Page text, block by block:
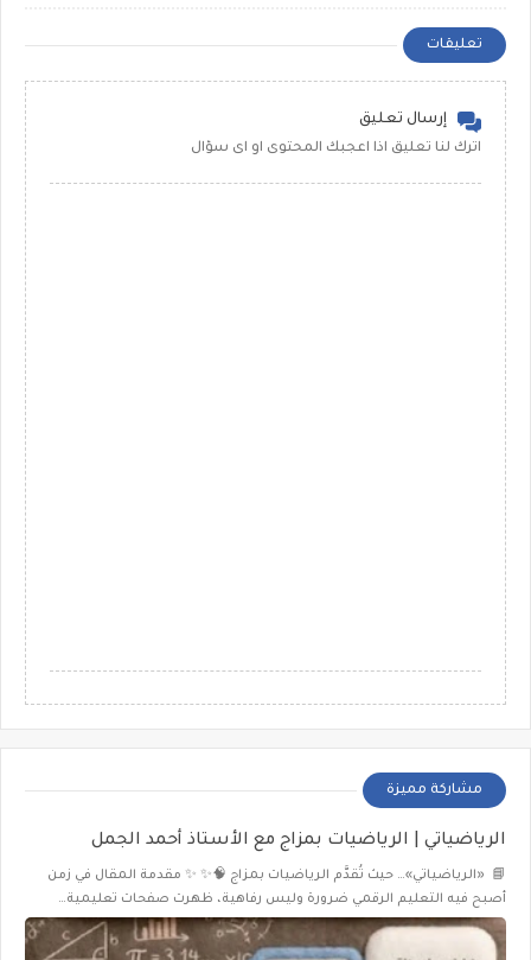
تعليقات
إرسال تعليق
اترك لنا تعليق اذا اعجبك المحتوى او اى سؤال
مشاركة مميزة
الرياضياتي | الرياضيات بمزاج مع الأستاذ أحمد الجمل
📘 «الرياضياتي»… حيث تُقدَّم الرياضيات بمزاج 🧠✨ ✨ مقدمة المقال في زمن
أصبح فيه التعليم الرقمي ضرورة وليس رفاهية، ظهرت صفحات تعليمية…